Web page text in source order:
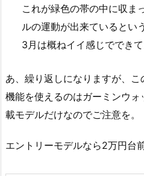
これが緑色の帯の中に収ま
ルの運動が出来ているとい
3月は概ねイイ感じででき
あ、繰り返しになりますが、
機能を使えるのはガーミンウ
載モデルだけなのでご注意を。
エントリーモデルなら2万円台